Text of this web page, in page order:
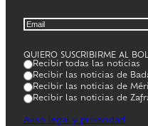
QUIERO SUSCRIBIRME AL
Recibir todas las noticias
Recibir las noticias de
Recibir las noticias de
Recibir las noticias de
Aviso legal y privacidad